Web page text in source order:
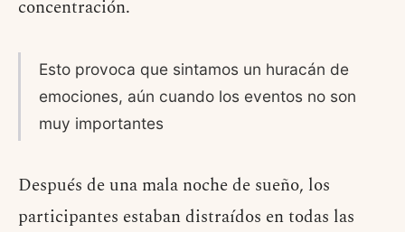
concentración.
Esto provoca que sintamos un huracán de
emociones, aún cuando los eventos no son
muy importantes
Después de una mala noche de sueño, los
participantes estaban distraídos en todas las